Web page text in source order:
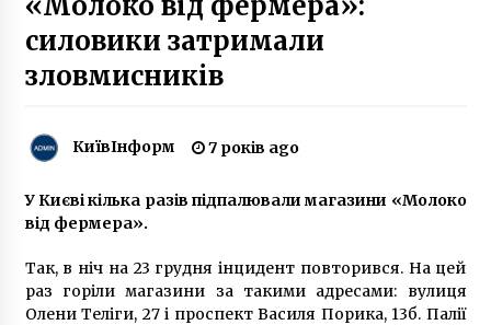
В Україні спростили виробництво
боєприпасів
10 років ago
Представлена концепция развития
10 років ago
силовики затримали
зловмисників
КиївІнформ 7 років ago
У Києві кілька разів підпалювали магазини «Молоко
від фермера».
Так, в ніч на 23 грудня інцидент повторився. На цей
раз горіли магазини за такими адресами: вулиця
Олени Теліги, 27 і проспект Василя Порика, 13б. Палії